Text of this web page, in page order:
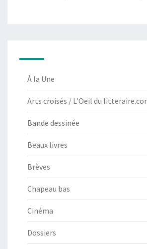
À la Une
Arts croisés / L'Oeil du
Bande dessinée
Beaux livres
Brèves
Chapeau bas
Cinéma
Dossiers